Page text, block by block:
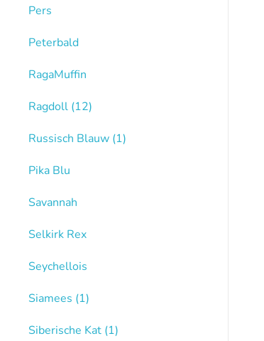
Pers
Peterbald
RagaMuffin
Ragdoll (12)
Russisch Blauw (1)
Pika Blu
Savannah
Selkirk Rex
Seychellois
Siamees (1)
Siberische Kat (1)